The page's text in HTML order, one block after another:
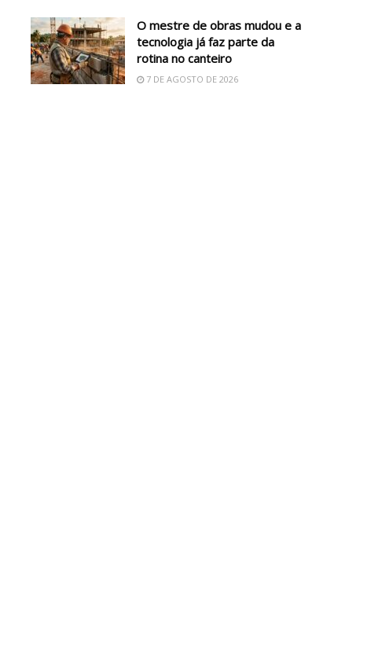
O mestre de obras mudou e a
tecnologia já faz parte da
rotina no canteiro
7 DE AGOSTO DE 2026